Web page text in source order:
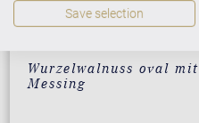
Walnuss schwarz
Wurzelwalnuss oval mit
Messing
Save selection